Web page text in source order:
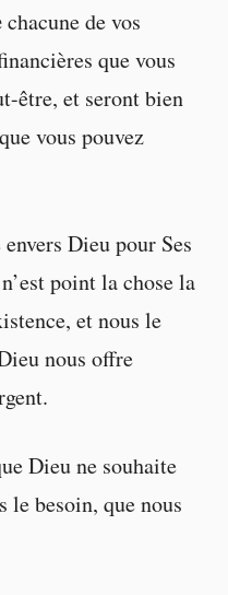
chacune de vos
que vous
être, et seront bien
vous pouvez
Dieu pour Ses
point la chose la
et nous le
nous offre
Dieu ne souhaite
le besoin, que nous